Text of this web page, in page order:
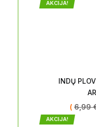
INDŲ
( 6,99
AKCIJA!
AKCIJA!